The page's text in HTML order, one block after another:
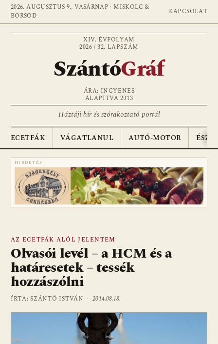
2026. AUGUSZTUS 9., VASÁRNAP · MISKOLC &
BORSOD
KAPCSOLAT
XIV. ÉVFOLYAM
2026 / 32. LAPSZÁM
SzántóGráf
ÁRA: INGYENES
ALAPÍTVA 2013
Háztáji hír és szórakoztató portál
ECETFÁK VÁGATLANUL AUTÓ-MOTOR
HIRDETÉS
AZ ECETFÁK ALÓL JELENTEM
Olvasói levél – a HCM és a
határesetek – tessék
hozzászólni
ÍRTA: SZÁNTÓ ISTVÁN ·2014.08.18.